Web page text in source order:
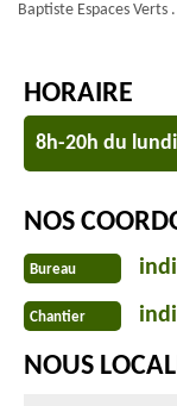
Baptiste Espaces Verts .
HORAIRE
8h-20h du
NOS
Bureau
Chantier
NOUS